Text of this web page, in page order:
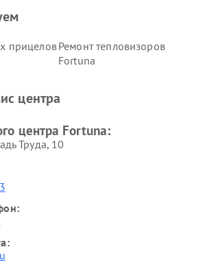
прицеловРемонт тепловизоров
Fortuna
центра
центра Fortuna:
Труда, 10